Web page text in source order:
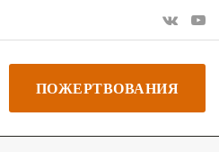
ПОЖЕРТВОВАНИЯ